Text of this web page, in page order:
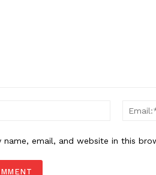
Name:*
name, email, and website in this